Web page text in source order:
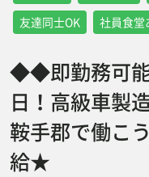
友達同士OK
社員食堂
◆◆即勤務可
日！高級車製
鞍手郡で働こ
給★